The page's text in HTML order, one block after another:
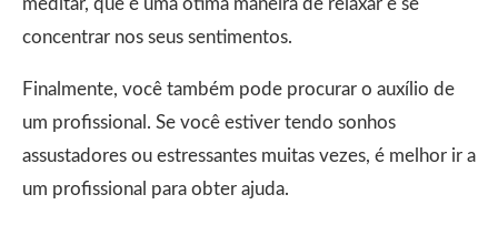
meditar, que é uma ótima maneira de relaxar e se
concentrar nos seus sentimentos.
Finalmente, você também pode procurar o auxílio de
um profissional. Se você estiver tendo sonhos
assustadores ou estressantes muitas vezes, é melhor ir a
um profissional para obter ajuda.